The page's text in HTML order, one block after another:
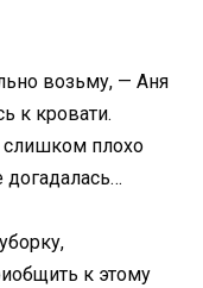
возьму, — Аня
к кровати.
слишком плохо
догадалась…
к этому